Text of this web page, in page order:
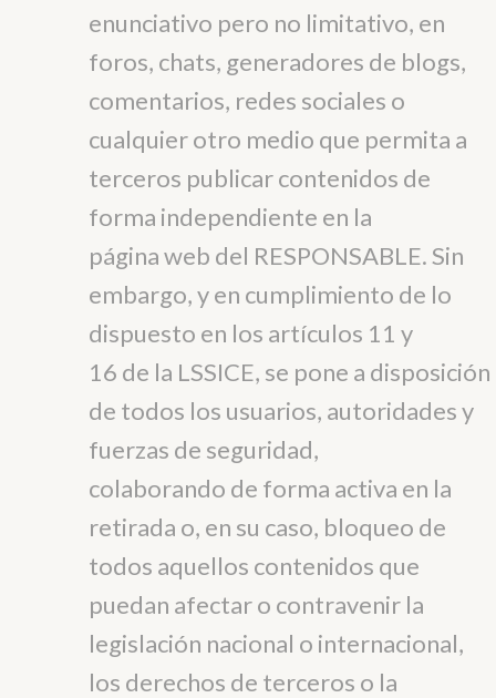
enunciativo pero no limitativo, en
foros, chats, generadores de blogs,
comentarios, redes sociales o
cualquier otro medio que permita a
terceros publicar contenidos de
forma independiente en la
página web del RESPONSABLE. Sin
embargo, y en cumplimiento de lo
dispuesto en los artículos 11 y
16 de la LSSICE, se pone a disposición
de todos los usuarios, autoridades y
fuerzas de seguridad,
colaborando de forma activa en la
retirada o, en su caso, bloqueo de
todos aquellos contenidos que
puedan afectar o contravenir la
legislación nacional o internacional,
los derechos de terceros o la